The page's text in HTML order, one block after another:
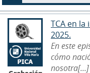
TCA en
2025.
En este
cómo
nosotra[...]